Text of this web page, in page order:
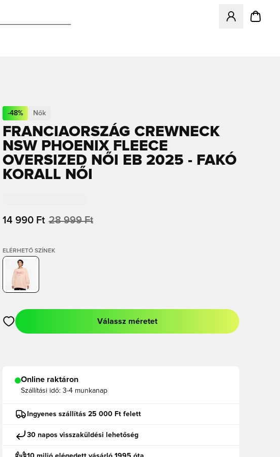
Megnyit egy
-48% Nők
FRANCIAORSZÁG CREWNECK
NSW PHOENIX FLEECE
OVERSIZED NŐI EB 2025 - FAKÓ
KORALL NŐI
14 990 Ft 28 999 Ft
ELÉRHETŐ SZÍNEK
Megnyit egy modált a bejelentkezéshez vagy a tagként való regisztrációhoz
Válassz méretet
Online raktáron
Szállítási idő: 3-4 munkanap
Ingyenes szállítás 25 000 Ft felett
30 napos visszaküldési lehetőség